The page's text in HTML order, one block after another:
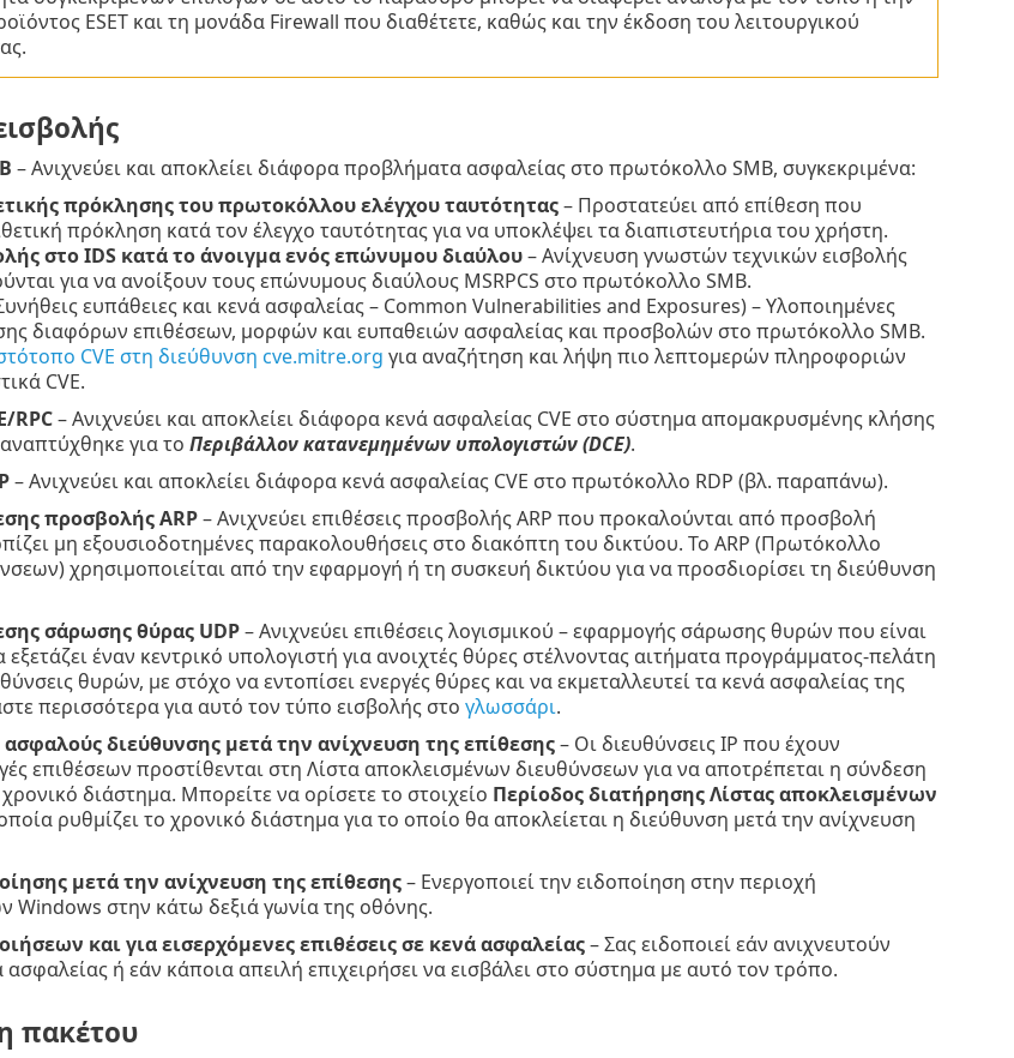
ESET και τη μονάδα Firewall που διαθέτετε, καθώς και την έκδοση του λειτουργικού
– Ανιχνεύει και αποκλείει διάφορα προβλήματα ασφαλείας στο πρωτόκολλο SMB, συγκεκριμένα:
πρόκλησης του πρωτοκόλλου ελέγχου ταυτότητας– Προστατεύει από επίθεση που
πρόκληση κατά τον έλεγχο ταυτότητας για να υποκλέψει τα διαπιστευτήρια του χρήστη.
στο IDS κατά το άνοιγμα ενός επώνυμου διαύλου– Ανίχνευση γνωστών τεχνικών εισβολής
για να ανοίξουν τους επώνυμους διαύλους MSRPCS στο πρωτόκολλο SMB.
ευπάθειες και κενά ασφαλείας – Common Vulnerabilities and Exposures) – Υλοποιημένες
διαφόρων επιθέσεων, μορφών και ευπαθειών ασφαλείας και προσβολών στο πρωτόκολλο SMB.
CVE στη διεύθυνση cve.mitre.org για αναζήτηση και λήψη πιο λεπτομερών πληροφοριών
CVE.
RPC– Ανιχνεύει και αποκλείει διάφορα κενά ασφαλείας CVE στο σύστημα απομακρυσμένης κλήσης
για το Περιβάλλον κατανεμημένων υπολογιστών (DCE).
– Ανιχνεύει και αποκλείει διάφορα κενά ασφαλείας CVE στο πρωτόκολλο RDP (βλ. παραπάνω).
προσβολής ARP– Ανιχνεύει επιθέσεις προσβολής ARP που προκαλούνται από προσβολή
μη εξουσιοδοτημένες παρακολουθήσεις στο διακόπτη του δικτύου. Το ARP (Πρωτόκολλο
χρησιμοποιείται από την εφαρμογή ή τη συσκευή δικτύου για να προσδιορίσει τη διεύθυνση
σάρωσης θύρας UDP– Ανιχνεύει επιθέσεις λογισμικού – εφαρμογής σάρωσης θυρών που είναι
έναν κεντρικό υπολογιστή για ανοιχτές θύρες στέλνοντας αιτήματα προγράμματος-πελάτη
θυρών, με στόχο να εντοπίσει ενεργές θύρες και να εκμεταλλευτεί τα κενά ασφαλείας της
περισσότερα για αυτό τον τύπο εισβολής στο γλωσσάρι.
διεύθυνσης μετά την ανίχνευση της επίθεσης– Οι διευθύνσεις IP που έχουν
επιθέσεων προστίθενται στη Λίστα αποκλεισμένων διευθύνσεων για να αποτρέπεται η σύνδεση
διάστημα. Μπορείτε να ορίσετε το στοιχείο Περίοδος διατήρησης Λίστας αποκλεισμένων
ρυθμίζει το χρονικό διάστημα για το οποίο θα αποκλείεται η διεύθυνση μετά την ανίχνευση
μετά την ανίχνευση της επίθεσης– Ενεργοποιεί την ειδοποίηση στην περιοχή
Windows στην κάτω δεξιά γωνία της οθόνης.
και για εισερχόμενες επιθέσεις σε κενά ασφαλείας– Σας ειδοποιεί εάν ανιχνευτούν
ασφαλείας ή εάν κάποια απειλή επιχειρήσει να εισβάλει στο σύστημα με αυτό τον τρόπο.
πακέτου